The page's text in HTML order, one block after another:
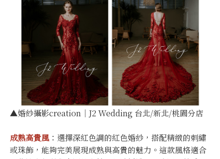
▲婚紗攝影creation｜J2 Wedding 台北/新北/桃園分店
成熟高貴風：選擇深紅色調的紅色婚紗，搭配精緻的刺繡
或珠飾，能夠完美展現成熟與高貴的魅力。這款風格適合